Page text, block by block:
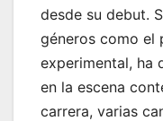
desde su debut.
géneros como el
experimental, ha
en la escena
carrera, varias